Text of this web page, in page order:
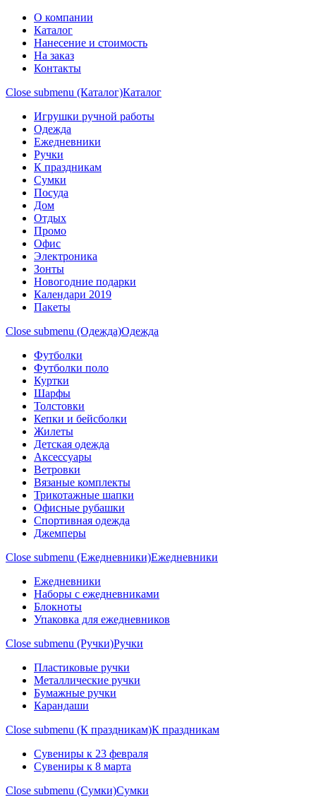
О компании
Каталог
Нанесение и стоимость
На заказ
Контакты
Close submenu (Каталог)Каталог
Игрушки ручной работы
Одежда
Ежедневники
Ручки
К праздникам
Сумки
Посуда
Дом
Отдых
Промо
Офис
Электроника
Зонты
Новогодние подарки
Календари 2019
Пакеты
Close submenu (Одежда)Одежда
Футболки
Футболки поло
Куртки
Шарфы
Толстовки
Кепки и бейсболки
Жилеты
Детская одежда
Аксессуары
Ветровки
Вязаные комплекты
Трикотажные шапки
Офисные рубашки
Спортивная одежда
Джемперы
Close submenu (Ежедневники)Ежедневники
Ежедневники
Наборы с ежедневниками
Блокноты
Упаковка для ежедневников
Close submenu (Ручки)Ручки
Пластиковые ручки
Металлические ручки
Бумажные ручки
Карандаши
Close submenu (К праздникам)К праздникам
Сувениры к 23 февраля
Сувениры к 8 марта
Close submenu (Сумки)Сумки